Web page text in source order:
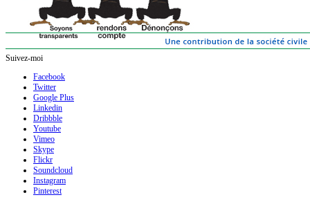
Suivez-moi
Facebook
Twitter
Google Plus
Linkedin
Dribbble
Youtube
Vimeo
Skype
Flickr
Soundcloud
Instagram
Pinterest